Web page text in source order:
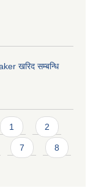
खरिद सम्बन्धि
1 2
7
8